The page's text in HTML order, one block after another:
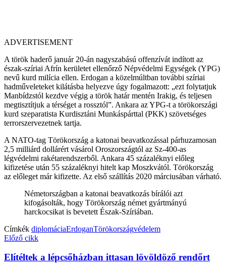
ADVERTISEMENT
A török haderő január 20-án nagyszabású offenzívát indított az
észak-szíriai Afrín kerületet ellenőrző Népvédelmi Egységek (YPG)
nevű kurd milícia ellen. Erdogan a közelmúltban további szíriai
hadműveleteket kilátásba helyezve úgy fogalmazott: „ezt folytatjuk
Manbídzstól kezdve végig a török határ mentén Irakig, és teljesen
megtisztítjuk a térséget a rossztól”. Ankara az YPG-t a törökországi
kurd szeparatista Kurdisztáni Munkáspárttal (PKK) szövetséges
terrorszervezetnek tartja.
A NATO-tag Törökország a katonai beavatkozással párhuzamosan
2,5 milliárd dollárért vásárol Oroszországtól az Sz-400-as
légvédelmi rakétarendszerből. Ankara 45 százaléknyi előleg
kifizetése után 55 százaléknyi hitelt kap Moszkvától. Törökország
az előleget már kifizette. Az első szállítás 2020 márciusában várható.
Németországban a katonai beavatkozás bírálói azt
kifogásolták, hogy Törökország német gyártmányú
harckocsikat is bevetett Észak-Szíriában.
Címkék diplomáciaErdoganTörökországvédelem
Előző cikk
Elítéltek a lépcsőházban ittasan lövöldöző rendőrt